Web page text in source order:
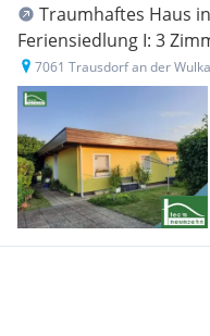
Traumhaftes Haus
Feriensiedlung I: 3
Pool & Stellplätze für
ZUSCHLAGEN
7061 Trausdorf an der Wulka